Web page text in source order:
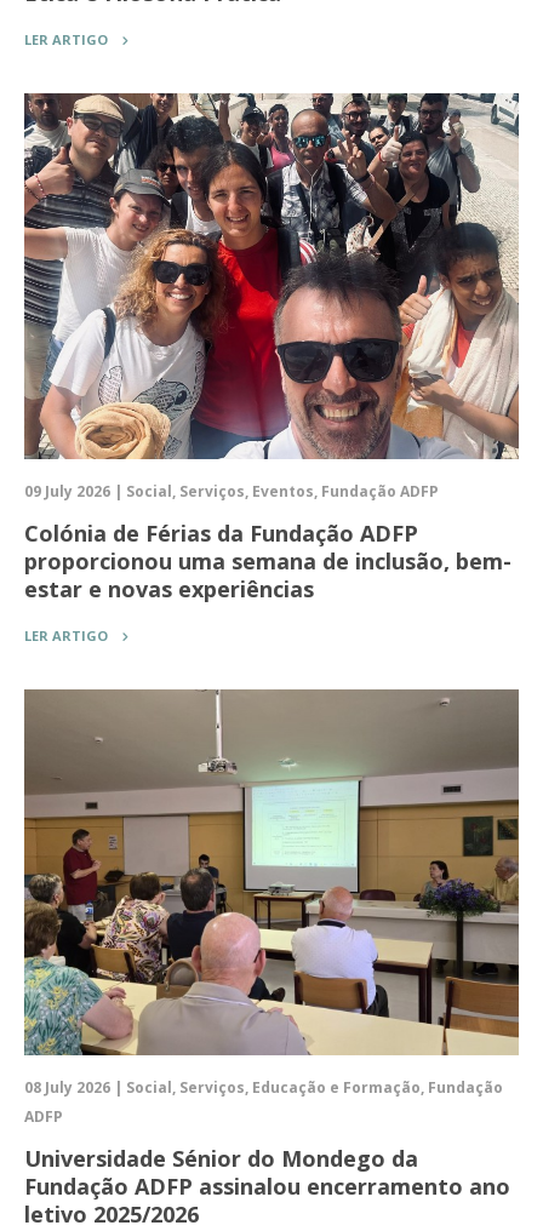
LER ARTIGO
09 July 2026 | Social, Serviços, Eventos, Fundação ADFP
Colónia de Férias da Fundação ADFP
proporcionou uma semana de inclusão, bem-
estar e novas experiências
LER ARTIGO
08 July 2026 | Social, Serviços, Educação e Formação, Fundação
ADFP
Universidade Sénior do Mondego da
Fundação ADFP assinalou encerramento ano
letivo 2025/2026